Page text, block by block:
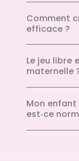
Comment
efficace ?
Le jeu libre
maternelle
Mon enfant
est‑ce